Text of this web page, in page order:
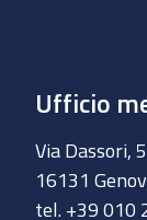
Ufficio
Via Dassori,
16131
tel. +39 010